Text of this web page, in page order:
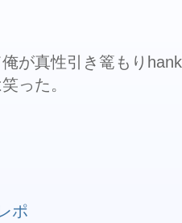
が真性引き篭もり
った。
ポ